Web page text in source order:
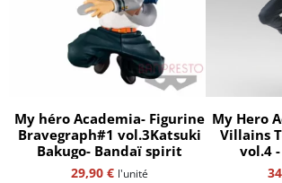
My héro Academia- Figurine
Bravegraph#1 vol.3Katsuki
Bakugo- Bandaï spirit
29,90 € l'unité
My Hero
Villains
vol.4